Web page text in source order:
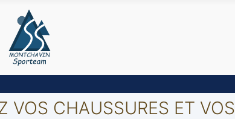
VOS CHAUSSURES ET VOS